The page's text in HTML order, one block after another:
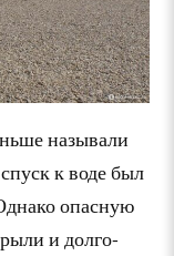
называли
к воде был
опасную
и долго-